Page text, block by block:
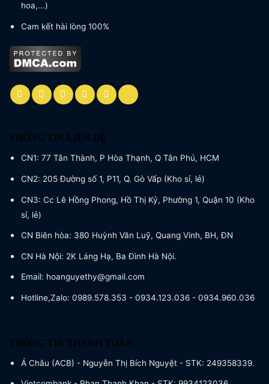
hoa,...)
Cam kết hài lòng 100%
THÔNG TIN LIÊN HỆ
CN1: 77 Tân Thành, P Hòa Thạnh, Q Tân Phú, HCM
CN2: 205 Đường số 1, P11, Q. Gò Vấp (Kho sỉ, lẻ)
CN3: Cc Lê Hồng Phong, Hồ Thị Kỷ, Phường 1, Quận 10 (Kho
sỉ, lẻ)
CN Biên hòa: 380 Huỳnh Văn Luỹ, Quang Vinh, BH, ĐN
CN Hà Nội: 2K Láng Hạ, Ba Đình Hà Nội.
Email: hoanguyethy@gmail.com
Hotline,Zalo: 0989.578.353 - 0934.123.036 - 0934.960.036
THÔNG TIN THANH TOÁN
Á Châu (ACB) - Nguyễn Thị Bích Nguyệt - STK: 249358339.